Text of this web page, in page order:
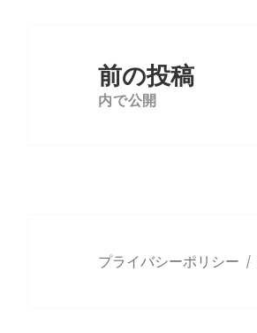
前の投稿
内で公開
プライバシーポリシー